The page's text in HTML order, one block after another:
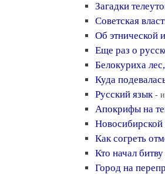
Загадки
Советская
Об этнической
Еще раз о
Белокуриха
Куда
Русский язык -
Апокрифы на
Новосибирской
Как согреть
Кто начал
Город на